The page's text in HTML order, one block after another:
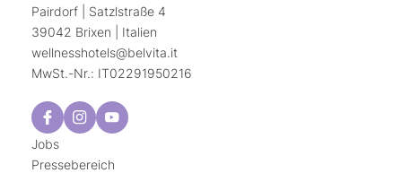
Pairdorf | Satzlstraße 4
39042 Brixen | Italien
wellnesshotels@belvita.it
MwSt.-Nr.: IT02291950216
Jobs
Pressebereich